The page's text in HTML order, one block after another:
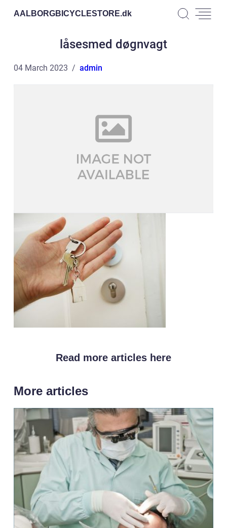
AALBORGBICYCLESTORE.dk
låsesmed døgnvagt
04 March 2023 admin
Read more articles here
More articles